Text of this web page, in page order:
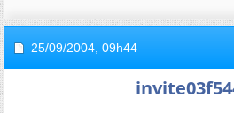
25/09/2004, 09h44